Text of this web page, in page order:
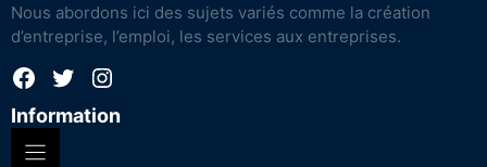
Nous abordons ici des sujets variés comme la création
d’entreprise, l’emploi, les services aux entreprises.
Facebook
TwitterInstagram
Information